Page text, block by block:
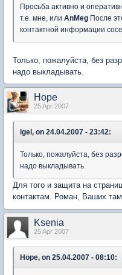
Просьба активно и
т.е. мне, или AnMeg После
контактной информации
Только, пожалуйста, без
надо выкладывать.
Hope
25 Apr 2007
igel, on 24.04.2007 - 23:42:
Только, пожалуйста, без
надо выкладывать.
Для того и защита на
контактам. Роман, Ваших там
Ksenia
25 Apr 2007
Hope, on 25.04.2007 - 08:10: